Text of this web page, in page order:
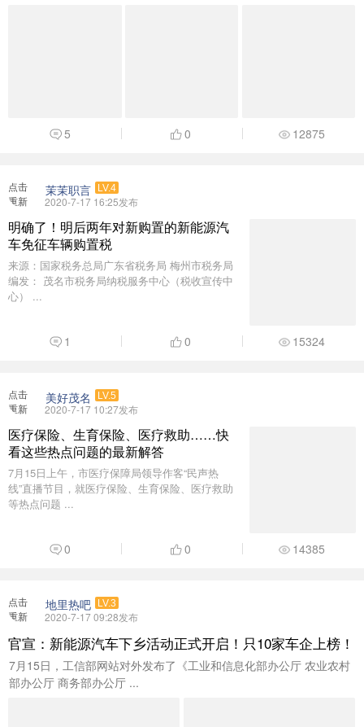
5 0 12875
点击
重新
茉茉职言 LV.4
2020-7-17 16:25发布
明确了！明后两年对新购置的新能源汽
车免征车辆购置税
来源：国家税务总局广东省税务局 梅州市税务局
编发： 茂名市税务局纳税服务中心（税收宣传中
心） ...
1 0 15324
点击
重新
美好茂名 LV.5
2020-7-17 10:27发布
医疗保险、生育保险、医疗救助……快
看这些热点问题的最新解答
7月15日上午，市医疗保障局领导作客“民声热
线”直播节目，就医疗保险、生育保险、医疗救助
等热点问题 ...
0 0 14385
点击
重新
地里热吧 LV.3
2020-7-17 09:28发布
官宣：新能源汽车下乡活动正式开启！只10家车企上榜！
7月15日，工信部网站对外发布了《工业和信息化部办公厅 农业农村
部办公厅 商务部办公厅 ...